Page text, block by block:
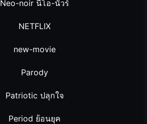
Neo-noir นีโอ-นัวร์
NETFLIX
new-movie
Parody
Patriotic ปลุกใจ
Period ย้อนยุค